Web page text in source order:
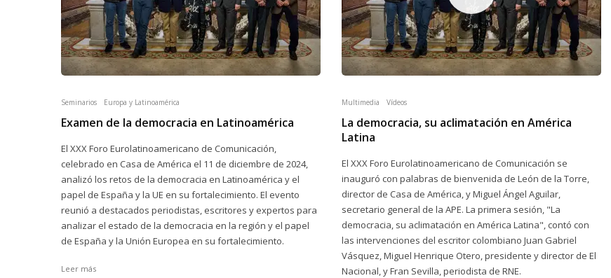
Seminarios Europa y Latinoamérica
Examen de la democracia en Latinoamérica
El XXX Foro Eurolatinoamericano de Comunicación,
celebrado en Casa de América el 11 de diciembre de 2024,
analizó los retos de la democracia en Latinoamérica y el
papel de España y la UE en su fortalecimiento. El evento
reunió a destacados periodistas, escritores y expertos para
analizar el estado de la democracia en la región y el papel
de España y la Unión Europea en su fortalecimiento.
Leer más
Multimedia Vídeos
La democracia, su aclimatación en América
Latina
El XXX Foro Eurolatinoamericano de Comunicación se
inauguró con palabras de bienvenida de León de la Torre,
director de Casa de América, y Miguel Ángel Aguilar,
secretario general de la APE. La primera sesión, "La
democracia, su aclimatación en América Latina", contó con
las intervenciones del escritor colombiano Juan Gabriel
Vásquez, Miguel Henrique Otero, presidente y director de El
Nacional, y Fran Sevilla, periodista de RNE.